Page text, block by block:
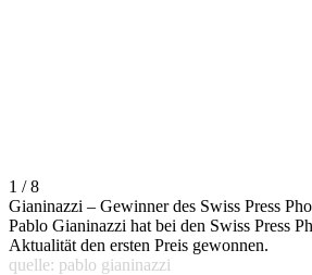
1 / 8
Gianinazzi – Gewinner des Swiss Press
Pablo Gianinazzi hat bei den Swiss Press
Aktualität den ersten Preis gewonnen.
quelle: pablo gianinazzi